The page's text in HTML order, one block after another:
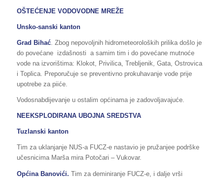
OŠTEĆENJE VODOVODNE MREŽE
Unsko-sanski kanton
Grad Bihać. Zbog nepovoljnih hidrometeoroloških prilika došlo je
do povećane izdašnosti a samim tim i do povećane mutnoće
vode na izvorištima: Klokot, Privilica, Trebljenik, Gata, Ostrovica
i Toplica. Preporučuje se preventivno prokuhavanje vode prije
upotrebe za piiće.
Vodosnabdijevanje u ostalim općinama je zadovoljavajuće.
NEEKSPLODIRANA UBOJNA SREDSTVA
Tuzlanski kanton
Tim za uklanjanje NUS-a FUCZ-e nastavio je pružanjee podrške
učesnicima Marša mira Potočari – Vukovar.
Općina Banovići. Tim za deminiranje FUCZ-e, i dalje vrši